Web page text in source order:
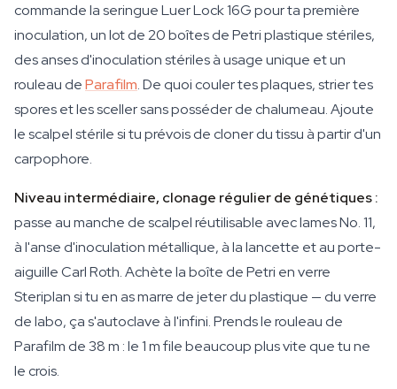
commande la seringue Luer Lock 16G pour ta première
inoculation, un lot de 20 boîtes de Petri plastique stériles,
des anses d'inoculation stériles à usage unique et un
rouleau deParafilm. De quoi couler tes plaques, strier tes
spores et les sceller sans posséder de chalumeau. Ajoute
le scalpel stérile si tu prévois de cloner du tissu à partir d'un
carpophore.
Niveau intermédiaire, clonage régulier de génétiques :
passe au manche de scalpel réutilisable avec lames No. 11,
à l'anse d'inoculation métallique, à la lancette et au porte-
aiguille Carl Roth. Achète la boîte de Petri en verre
Steriplan si tu en as marre de jeter du plastique — du verre
de labo, ça s'autoclave à l'infini. Prends le rouleau de
Parafilm de 38 m : le 1 m file beaucoup plus vite que tu ne
le crois.